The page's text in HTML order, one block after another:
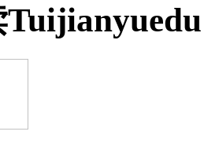
Tuijianyuedu